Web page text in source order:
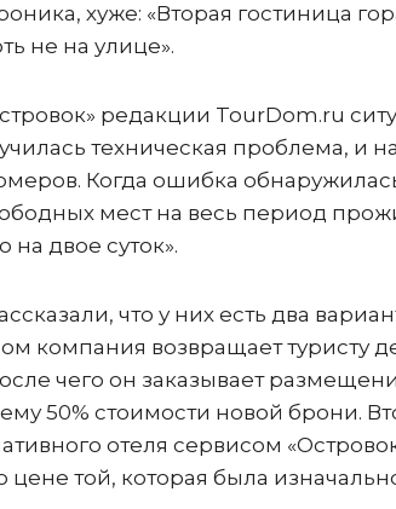
хуже: «Вторая гостиница
не на улице».
редакции TourDom.ru
техническая проблема,
Когда ошибка
мест на весь период
на двое суток».
что у них есть два
компания возвращает туристу
чего он заказывает
50% стоимости новой брони.
отеля сервисом
цене той, которая была